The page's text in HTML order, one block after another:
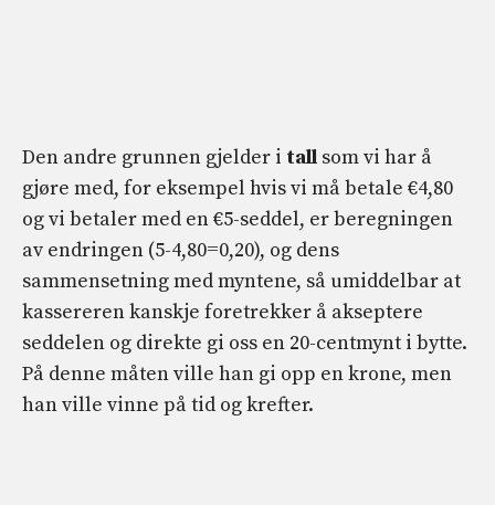
Den andre grunnen gjelder i tall som vi har å
gjøre med, for eksempel hvis vi må betale €4,80
og vi betaler med en €5-seddel, er beregningen
av endringen (5-4,80=0,20), og dens
sammensetning med myntene, så umiddelbar at
kassereren kanskje foretrekker å akseptere
seddelen og direkte gi oss en 20-centmynt i bytte.
På denne måten ville han gi opp en krone, men
han ville vinne på tid og krefter.